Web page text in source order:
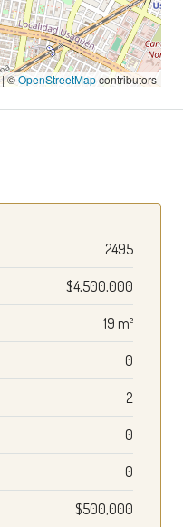
|©OpenStreetMapcontributors
2495
$4,500,000
19 m²
0
2
0
0
$500,000